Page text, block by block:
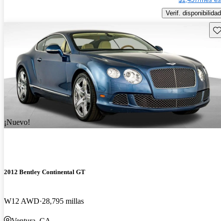
Verif. disponibilidad
¡Nuevo!
2012 Bentley Continental GT
W12 AWD 28,795 millas